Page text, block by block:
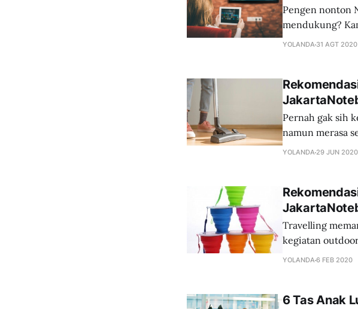
Pengen nonton
mendukung?
ini. Dipastikan
YOLANDA 31 AGT 2020
Pernah gak sih
namun merasa
yang itu namun
YOLANDA 29 JUN 2020
Travelling
kegiatan
pemandangan,
kamu tidak
YOLANDA6 FEB 2020
6 Tas Anak